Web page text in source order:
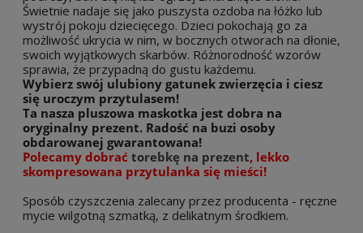
Świetnie nadaje się jako puszysta ozdoba na łóżko lub
wystrój pokoju dziecięcego. Dzieci pokochają go za
możliwość ukrycia w nim, w bocznych otworach na dłonie,
swoich wyjątkowych skarbów. Różnorodność wzorów
sprawia, że przypadną do gustu każdemu.
Wybierz swój ulubiony gatunek zwierzęcia i ciesz
się uroczym przytulasem!
Ta nasza pluszowa maskotka jest dobra na
oryginalny prezent. Radość na buzi osoby
obdarowanej gwarantowana!
Polecamy dobrać torebkę na prezent, lekko
skompresowana przytulanka się mieści!
Sposób czyszczenia zalecany przez producenta - ręczne
mycie wilgotną szmatką, z delikatnym środkiem.